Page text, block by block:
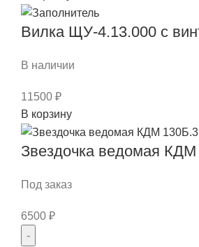
4К-6ПМ
(D=35мм,
КО-713
Вилка ЩУ-4.13.000 с
В наличии
11500 ₽
Количество
товара
Вилка
с
в
сборе
В корзину
Звездочка ведомая
Под заказ
6500 ₽